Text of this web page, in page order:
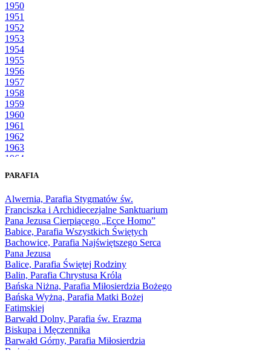
1950
1951
1952
1953
1954
1955
1956
1957
1958
1959
1960
1961
1962
1963
1964
1966
1968
1969
1970
1971
1972
1973
1974
1975
1976
1977
1978
1979
1980
1981
PARAFIA
Alwernia, Parafia Stygmatów św.
Franciszka i Archidiecezjalne Sanktuarium
Pana Jezusa Cierpiącego „Ecce Homo”
Babice, Parafia Wszystkich Świętych
Bachowice, Parafia Najświętszego Serca
Pana Jezusa
Balice, Parafia Świętej Rodziny
Balin, Parafia Chrystusa Króla
Bańska Niżna, Parafia Miłosierdzia Bożego
Bańska Wyżna, Parafia Matki Bożej
Fatimskiej
Barwałd Dolny, Parafia św. Erazma
Biskupa i Męczennika
Barwałd Górny, Parafia Miłosierdzia
Bożego